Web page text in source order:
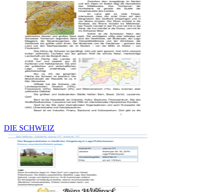
DIE SCHWEIZ